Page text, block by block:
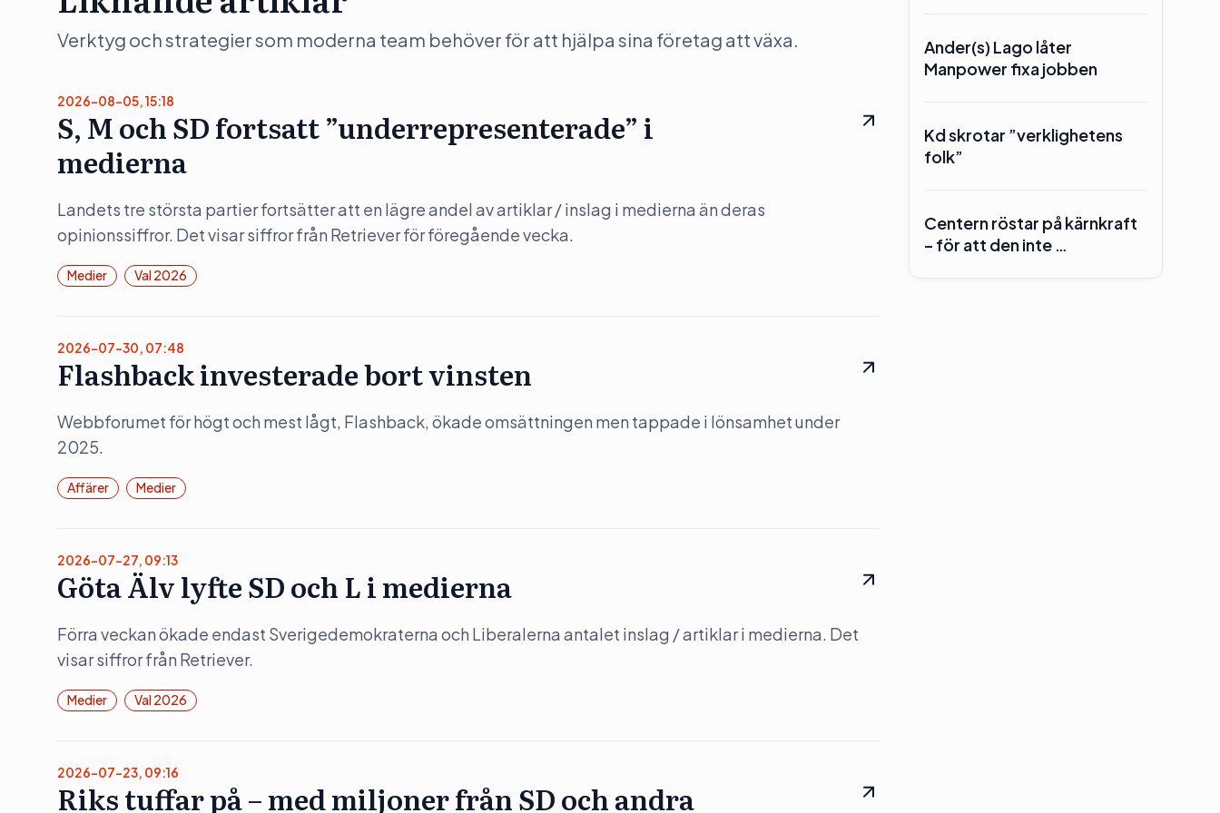
Verktyg och strategier som moderna team behöver för att hjälpa sina företag att växa.
2026-08-05, 15:18
S, M och SD fortsatt ”underrepresenterade” i
medierna
Landets tre största partier fortsätter att en lägre andel av artiklar / inslag i medierna än deras
opinionssiffror. Det visar siffror från Retriever för föregående vecka.
Medier Val 2026
2026-07-30, 07:48
Flashback investerade bort vinsten
Webbforumet för högt och mest lågt, Flashback, ökade omsättningen men tappade i lönsamhet under
2025.
Affärer Medier
2026-07-27, 09:13
Göta Älv lyfte SD och L i medierna
Förra veckan ökade endast Sverigedemokraterna och Liberalerna antalet inslag / artiklar i medierna. Det
visar siffror från Retriever.
Medier Val 2026
2026-07-23, 09:16
Riks tuffar på – med miljoner från SD och andra
Ander(s) Lago låter
Manpower fixa jobben
Kd skrotar ”verklighetens
folk”
Centern röstar på kärnkraft
– för att den inte …